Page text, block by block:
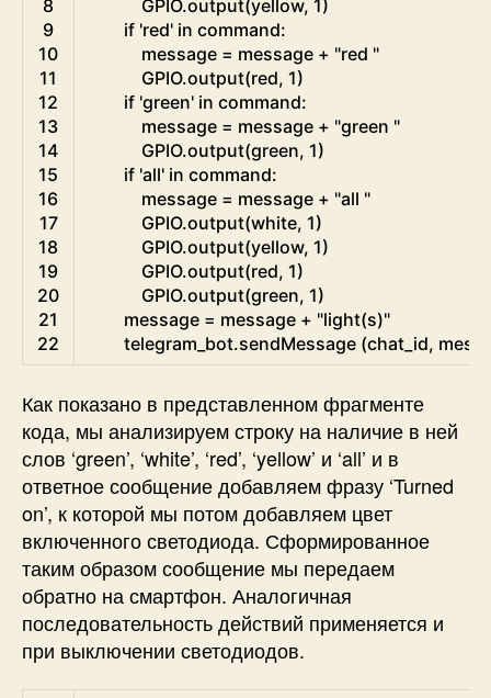
8
9
10
11
12
13
14
15
16
17
18
19
20
21
22
GPIO.output(yellow, 1 )
if 'red' in command:
message = message + "red "
GPIO.output(red, 1)
if 'green' in command:
message = message + "green "
GPIO.output(green, 1)
if 'all' in command:
message = message + "all "
GPIO.output(white, 1)
GPIO.output(yellow, 1)
GPIO.output(red, 1)
GPIO.output(green, 1)
message = message + "light(s)"
telegram_bot.sendMessage (chat_id,
Как показано в представленном фрагменте
кода, мы анализируем строку на наличие в ней
слов ‘green’, ‘white’, ‘red’, ‘yellow’ и ‘all’ и в
ответное сообщение добавляем фразу ‘Turned
on’, к которой мы потом добавляем цвет
включенного светодиода. Сформированное
таким образом сообщение мы передаем
обратно на смартфон. Аналогичная
последовательность действий применяется и
при выключении светодиодов.